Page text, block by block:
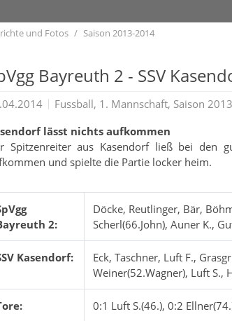
und Fotos Saison 2013-2014
Bayreuth 2 - SSV
Fussball, 1. Mannschaft, Saison
lässt nichts aufkommen
Spitzenreiter aus Kasendorf ließ bei den
und spielte die Partie locker heim.
2:
Döcke, Reutlinger, Bär,
Scherl(66.John), Auner K.,
Kasendorf:
Eck, Taschner, Luft F.,
Weiner(52.Wagner), Luft S.,
0:1 Luft S.(46.), 0:2